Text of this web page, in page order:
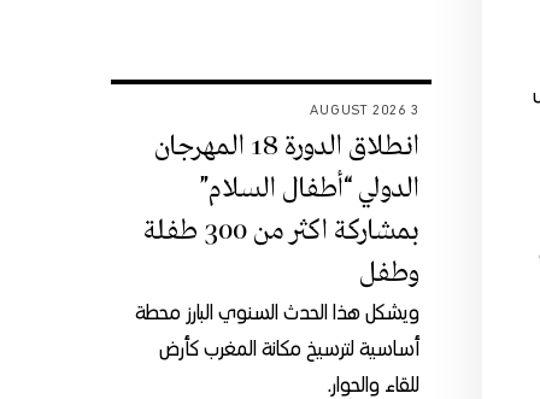
3 AUGUST 2026
انطلاق الدورة 18 المهرجان
الدولي “أطفال السلام”
بمشاركة اكثر من 300 طفلة
وطفل
ويشكل هذا الحدث السنوي البارز محطة
أساسية لترسيخ مكانة المغرب كأرض
للقاء والحوار.